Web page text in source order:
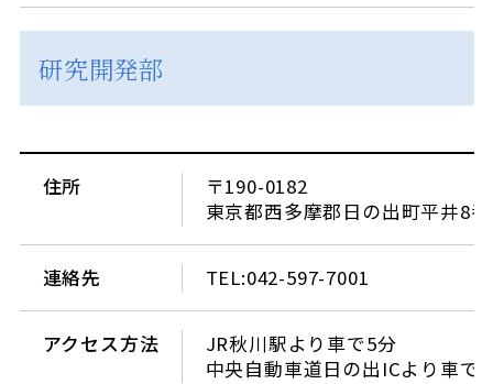
研究開発部
住所
〒190-0182
東京都西多摩郡日の出町平井8
連絡先 TEL:042-597-7001
アクセス方法
JR秋川駅より車で5分
中央自動車道日の出ICより車で